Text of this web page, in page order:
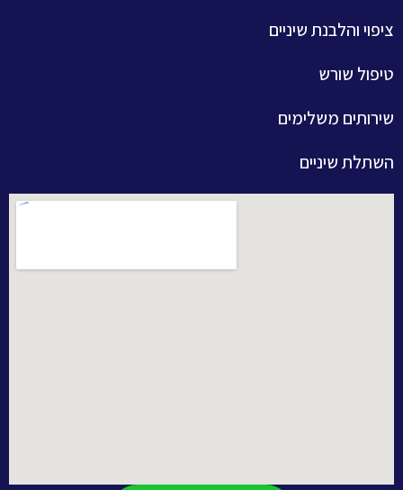
ציפוי והלבנת שיניים
טיפול שורש
שירותים משלימים
השתלת שיניים